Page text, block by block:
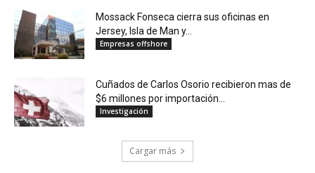
Mossack Fonseca cierra sus oficinas en
Jersey, Isla de Man y...
Empresas offshore
Cuñados de Carlos Osorio recibieron mas de
$6 millones por importación...
Investigación
Cargar más